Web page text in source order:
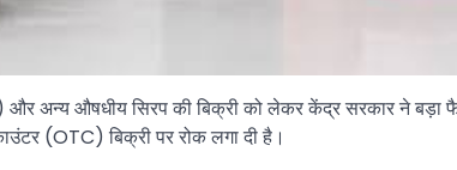
अन्य औषधीय सिरप की बिक्री को लेकर केंद्र सरकार ने बड़ा
(OTC) बिक्री पर रोक लगा दी है।